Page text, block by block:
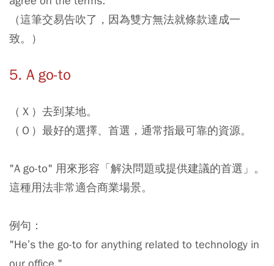
（這筆交易告吹了，因為雙方無法就條款達成一
致。）
5. A go-to
（Ｘ）去到某地。
（Ｏ）最好的選擇、首選，通常指最可靠的資源。
"A go-to" 用來形容「解決問題或提供建議的首選」。
這種用法非常適合商業場景。
例句：
"He’s the go-to for anything related to technology in